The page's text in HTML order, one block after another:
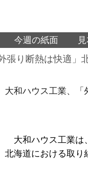
今週の紙面
張り断熱は快適」
大和ハウス工業、「
大和ハウス工業は
北海道における取り